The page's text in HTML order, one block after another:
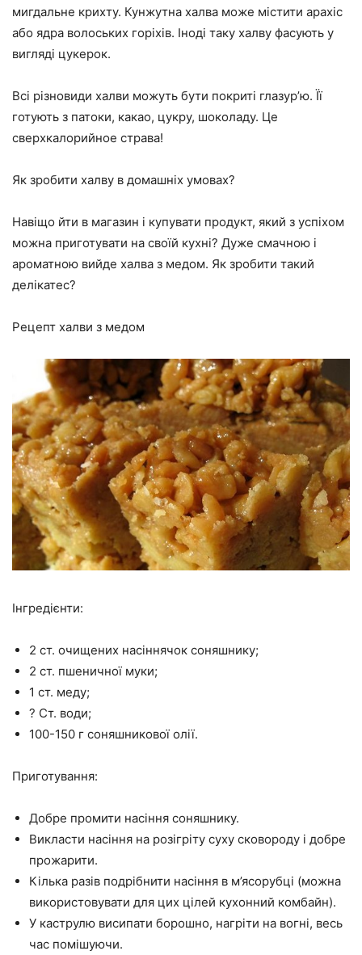
мигдальне крихту. Кунжутна халва може містити арахіс
або ядра волоських горіхів. Іноді таку халву фасують у
вигляді цукерок.
Всі різновиди халви можуть бути покриті глазур’ю. Її
готують з патоки, какао, цукру, шоколаду. Це
сверхкалорийное страва!
Як зробити халву в домашніх умовах?
Навіщо йти в магазин і купувати продукт, який з успіхом
можна приготувати на своїй кухні? Дуже смачною і
ароматною вийде халва з медом. Як зробити такий
делікатес?
Рецепт халви з медом
Інгредієнти:
2 ст. очищених насіннячок соняшнику;
2 ст. пшеничної муки;
1 ст. меду;
? Ст. води;
100-150 г соняшникової олії.
Приготування:
Добре промити насіння соняшнику.
Викласти насіння на розігріту суху сковороду і добре
прожарити.
Кілька разів подрібнити насіння в м’ясорубці (можна
використовувати для цих цілей кухонний комбайн).
У каструлю висипати борошно, нагріти на вогні, весь
час помішуючи.